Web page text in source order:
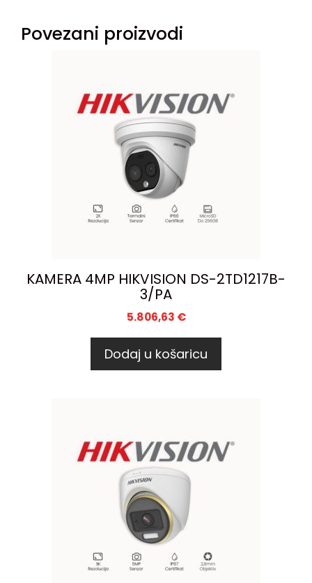
Povezani proizvodi
KAMERA 4MP HIKVISION DS-2TD1217B-
3/PA
5.806,63 €
Dodaj u košaricu